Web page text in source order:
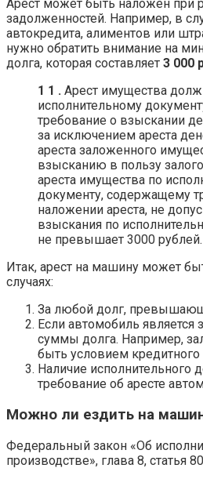
Арест может быть наложен при
задолженностей. Например, в
автокредита, алиментов или
нужно обратить внимание на
долга, которая составляет 3 000
1 1 . Арест имущества
исполнительному
требование о взыскании
за исключением ареста
ареста заложенного
взысканию в пользу
ареста имущества по
документу, содержащему
наложении ареста, не
взыскания по
не превышает 3000 рублей.
Итак, арест на машину может
случаях:
За любой долг,
Если автомобиль является
суммы долга. Например,
быть условием кредитного
Наличие исполнительного
требование об аресте
Можно ли ездить на
Федеральный закон «Об
производстве», глава 8, статья